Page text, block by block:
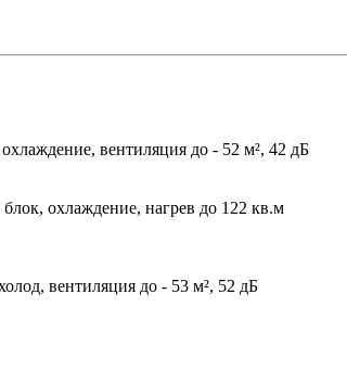
охлаждение, вентиляция до - 52 м², 42 дБ
охлаждение, нагрев до 122 кв.м
вентиляция до - 53 м², 52 дБ